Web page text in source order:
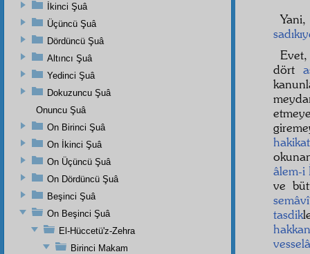
dört
hakikat
âlem-i
ve
semâvî
tasdik
İkinci Şuâ
Üçüncü Şuâ
Dördüncü Şuâ
Altıncı Şuâ
Yedinci Şuâ
Dokuzuncu Şuâ
Onuncu Şuâ
On Birinci Şuâ
On İkinci Şuâ
On Üçüncü Şuâ
On Dördüncü Şuâ
Beşinci Şuâ
On Beşinci Şuâ
El-Hüccetü'z-Zehra
Birinci Makam